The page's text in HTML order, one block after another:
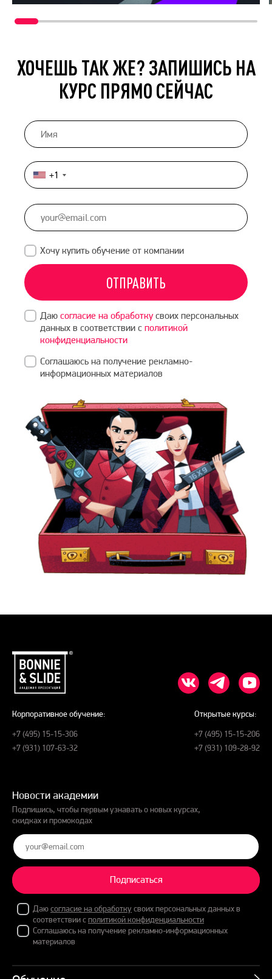
ХОЧЕШЬ ТАК ЖЕ? ЗАПИШИСЬ НА
КУРС ПРЯМО СЕЙЧАС
United
States
+1
+1
Хочу купить обучение от компании
ОТПРАВИТЬ
Даю согласие на обработкусвоих персональных
данных в соответствии с политикой
конфиденциальности
Соглашаюсь на получение рекламно-
информационных материалов
Корпоративное обучение:
+7 (495) 15-15-306
+7 (931) 107-63-32
Открытые курсы:
+7 (495) 15-15-206
+7 (931) 109-28-92
Новости академии
Подпишись, чтобы первым узнавать о новых курсах,
скидках и промокодах
Подписаться
Даюсогласие на обработкусвоих персональных данных в
соответствии сполитикой конфиденциальности
Соглашаюсь на получение рекламно-информационных
материалов